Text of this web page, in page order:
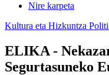
Nire karpeta
Kultura eta Hizkuntza
ELIKA -
Segurtasuneko